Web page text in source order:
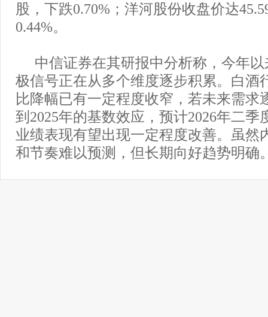
股，下跌0.70%；洋河股份收盘价达
0.44%。
中信证券在其研报中分析称，今年
极信号正在从多个维度逐步积累。白酒
比降幅已有一定程度收窄，若未来需求
到2025年的基数效应，预计2026年二季
业绩表现有望出现一定程度改善。虽然
和节奏难以预测，但长期向好趋势明确